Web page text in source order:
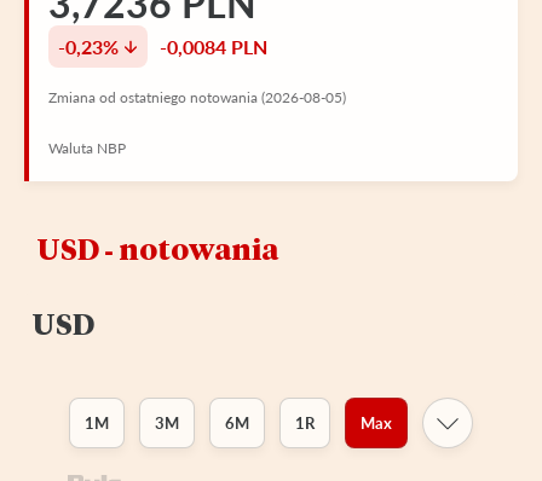
-0,23% -0,0084 PLN
Zmiana od ostatniego notowania (2026-08-05)
Waluta NBP
USD ‑ notowania
USD
1M 3M 6M 1R Max